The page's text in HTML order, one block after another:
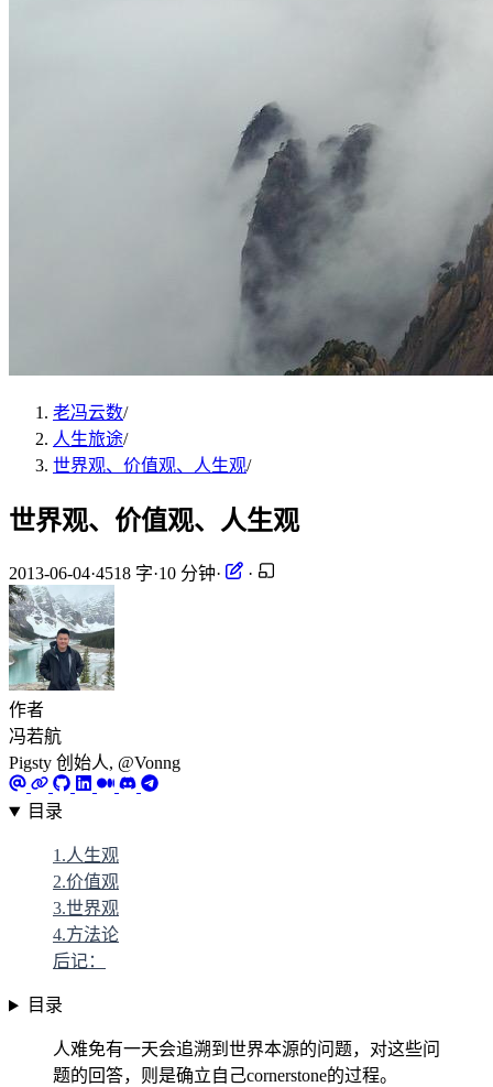
老冯云数/
人生旅途/
世界观、价值观、人生观/
世界观、价值观、人生观
2013-06-04·4518 字·10 分钟· ·
作者
冯若航
Pigsty 创始人, @Vonng
目录
1.人生观
2.价值观
3.世界观
4.方法论
后记：
目录
人难免有一天会追溯到世界本源的问题，对这些问
题的回答，则是确立自己cornerstone的过程。